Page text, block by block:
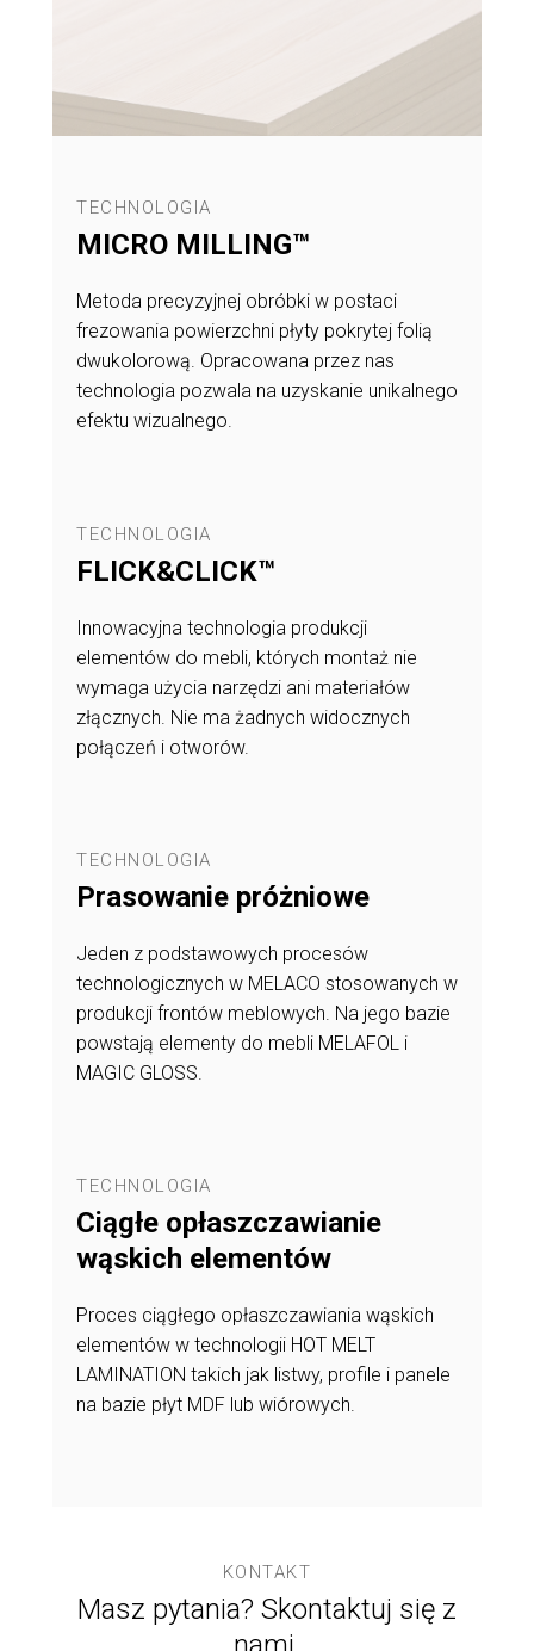
TECHNOLOGIA
MICRO MILLING™
Metoda precyzyjnej obróbki w postaci
frezowania powierzchni płyty pokrytej folią
dwukolorową. Opracowana przez nas
technologia pozwala na uzyskanie unikalnego
efektu wizualnego.
TECHNOLOGIA
FLICK&CLICK™
Innowacyjna technologia produkcji
elementów do mebli, których montaż nie
wymaga użycia narzędzi ani materiałów
złącznych. Nie ma żadnych widocznych
połączeń i otworów.
TECHNOLOGIA
Prasowanie próżniowe
Jeden z podstawowych procesów
technologicznych w MELACO stosowanych w
produkcji frontów meblowych. Na jego bazie
powstają elementy do mebli MELAFOL i
MAGIC GLOSS.
TECHNOLOGIA
Ciągłe opłaszczawianie
wąskich elementów
Proces ciągłego opłaszczawiania wąskich
elementów w technologii HOT MELT
LAMINATION takich jak listwy, profile i panele
na bazie płyt MDF lub wiórowych.
KONTAKT
Masz pytania? Skontaktuj się z